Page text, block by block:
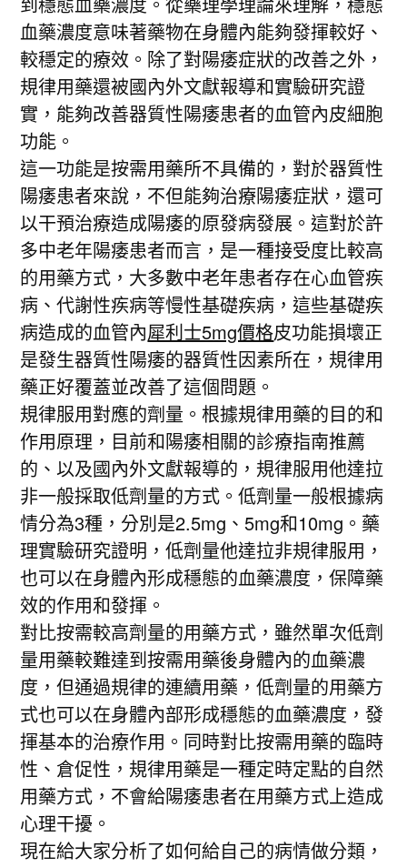
血藥濃度意味著藥物在身體內能夠發揮較好、
較穩定的療效。除了對陽痿症狀的改善之外，
規律用藥還被國內外文獻報導和實驗研究證
實，能夠改善器質性陽痿患者的血管內皮細胞
功能。
這一功能是按需用藥所不具備的，對於器質性
陽痿患者來說，不但能夠治療陽痿症狀，還可
以干預治療造成陽痿的原發病發展。這對於許
多中老年陽痿患者而言，是一種接受度比較高
的用藥方式，大多數中老年患者存在心血管疾
病、代謝性疾病等慢性基礎疾病，這些基礎疾
病造成的血管內犀利士5mg價格皮功能損壞正
是發生器質性陽痿的器質性因素所在，規律用
藥正好覆蓋並改善了這個問題。
規律服用對應的劑量。根據規律用藥的目的和
作用原理，目前和陽痿相關的診療指南推薦
的、以及國內外文獻報導的，規律服用他達拉
非一般採取低劑量的方式。低劑量一般根據病
情分為3種，分別是2.5mg、5mg和10mg。藥
理實驗研究證明，低劑量他達拉非規律服用，
也可以在身體內形成穩態的血藥濃度，保障藥
效的作用和發揮。
對比按需較高劑量的用藥方式，雖然單次低劑
量用藥較難達到按需用藥後身體內的血藥濃
度，但通過規律的連續用藥，低劑量的用藥方
式也可以在身體內部形成穩態的血藥濃度，發
揮基本的治療作用。同時對比按需用藥的臨時
性、倉促性，規律用藥是一種定時定點的自然
用藥方式，不會給陽痿患者在用藥方式上造成
心理干擾。
現在給大家分析了如何給自己的病情做分類，